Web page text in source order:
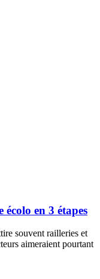
en 3 étapes
souvent railleries et
aimeraient pourtant